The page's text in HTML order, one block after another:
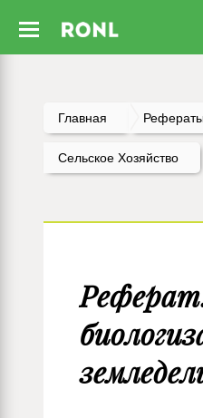
Главная
Сельское Хозяйство